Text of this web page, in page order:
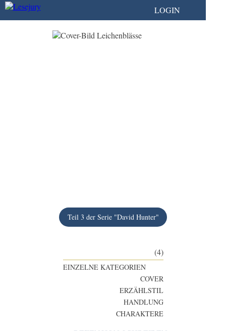
LOGIN
Teil 3 der Serie "David Hunter"
(4)
EINZELNE KATEGORIEN
COVER
ERZÄHLSTIL
HANDLUNG
CHARAKTERE